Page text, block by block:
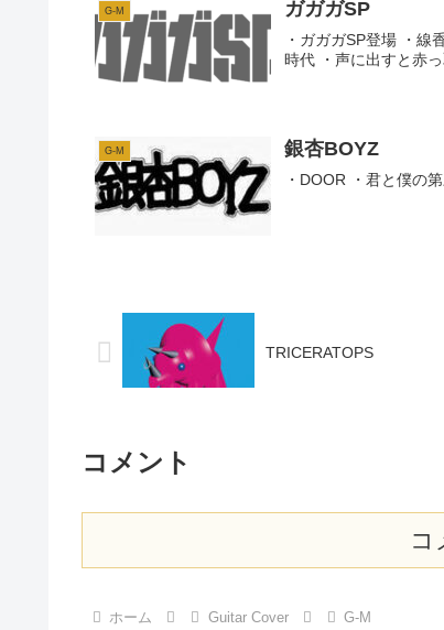
G-M ガガガSP
・ガガガSP登場 ・線
時代 ・声に出すと赤
G-M 銀杏BOYZ
・DOOR ・君と僕の
TRICERATOPS
コメント
コ
ホーム Guitar Cover G-M